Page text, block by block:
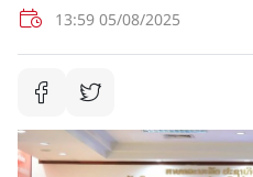
13:59 05/08/2025